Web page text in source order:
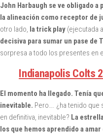
John Harbaugh se ve obligado
la alineación como receptor de
otro lado, la trick play (ejecutada
decisiva para sumar un pase de
sorpresa a todo los presentes en
Indianapolis Colts
El momento ha llegado. Tenía
inevitable. Pero…. ¿ha tenido que
en definitiva, inevitable? La
los que hemos aprendido a